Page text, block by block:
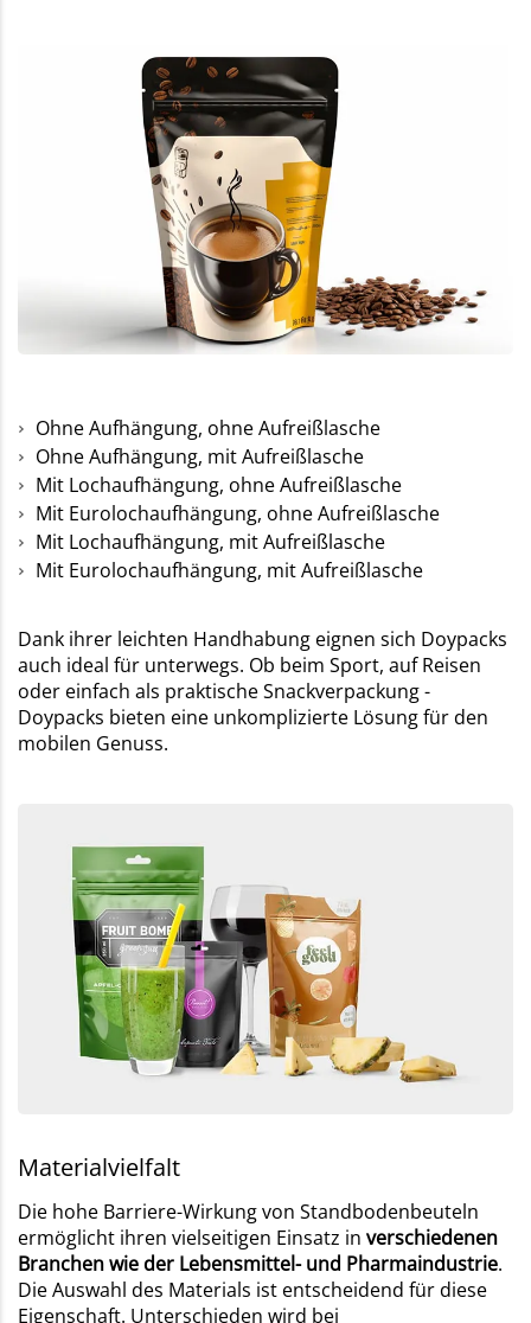
Ohne Aufhängung, ohne Aufreißlasche
Ohne Aufhängung, mit Aufreißlasche
Mit Lochaufhängung, ohne Aufreißlasche
Mit Eurolochaufhängung, ohne Aufreißlasche
Mit Lochaufhängung, mit Aufreißlasche
Mit Eurolochaufhängung, mit Aufreißlasche
Dank ihrer leichten Handhabung eignen sich Doypacks
auch ideal für unterwegs. Ob beim Sport, auf Reisen
oder einfach als praktische Snackverpackung -
Doypacks bieten eine unkomplizierte Lösung für den
mobilen Genuss.
Materialvielfalt
Die hohe Barriere-Wirkung von Standbodenbeuteln
ermöglicht ihren vielseitigen Einsatz in verschiedenen
Branchen wie der Lebensmittel- und Pharmaindustrie.
Die Auswahl des Materials ist entscheidend für diese
Eigenschaft. Unterschieden wird bei